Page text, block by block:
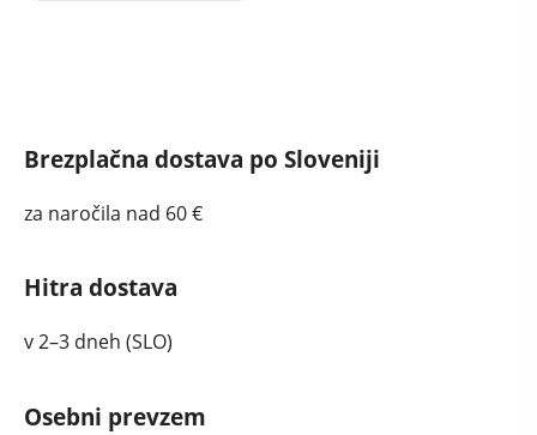
Brezplačna dostava po Sloveniji
za naročila nad 60 €
Hitra dostava
v 2–3 dneh (SLO)
Osebni prevzem